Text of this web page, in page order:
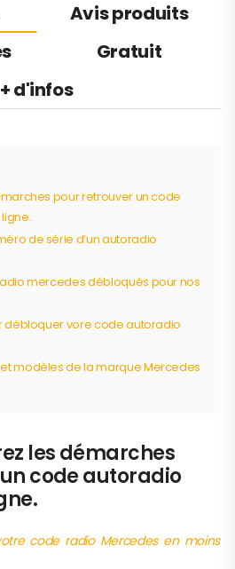
Avis produits
Gratuit
+ d'infos
pour retrouver un code
de série d’un autoradio
mercedes débloqués pour nos
débloquer vore code autoradio
modèles de la marque Mercedes
les démarches
code autoradio
code radio Mercedes en moins